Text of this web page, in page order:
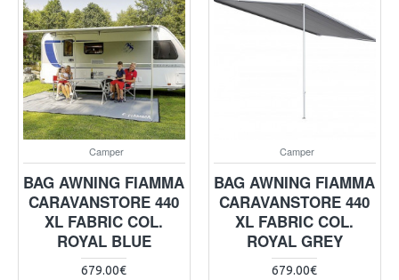
Camper
BAG AWNING FIAMMA
CARAVANSTORE 440
XL FABRIC COL.
ROYAL BLUE
679.00€
Camper
BAG AWNING FIAMMA
CARAVANSTORE 440
XL FABRIC COL.
ROYAL GREY
679.00€